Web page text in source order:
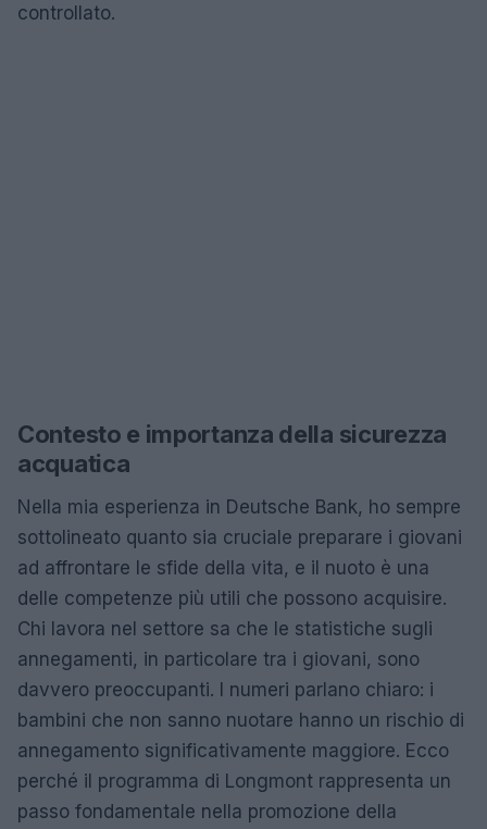
controllato.
Contesto e importanza della sicurezza
acquatica
Nella mia esperienza in Deutsche Bank, ho sempre
sottolineato quanto sia cruciale preparare i giovani
ad affrontare le sfide della vita, e il nuoto è una
delle competenze più utili che possono acquisire.
Chi lavora nel settore sa che le statistiche sugli
annegamenti, in particolare tra i giovani, sono
davvero preoccupanti. I numeri parlano chiaro: i
bambini che non sanno nuotare hanno un rischio di
annegamento significativamente maggiore. Ecco
perché il programma di Longmont rappresenta un
passo fondamentale nella promozione della